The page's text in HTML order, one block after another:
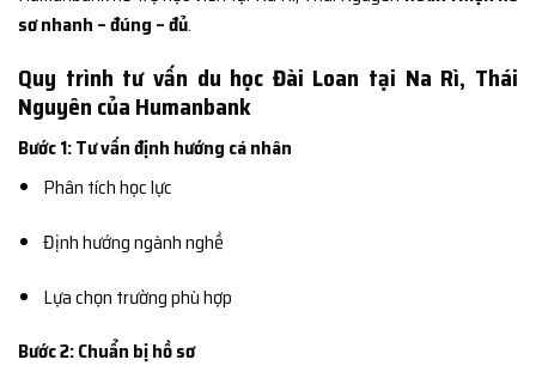
sơ nhanh – đúng – đủ.
Quy trình tư vấn du học Đài Loan tại Na Rì, Thái
Nguyên của Humanbank
Bước 1: Tư vấn định hướng cá nhân
Phân tích học lực
Định hướng ngành nghề
Lựa chọn trường phù hợp
Bước 2: Chuẩn bị hồ sơ